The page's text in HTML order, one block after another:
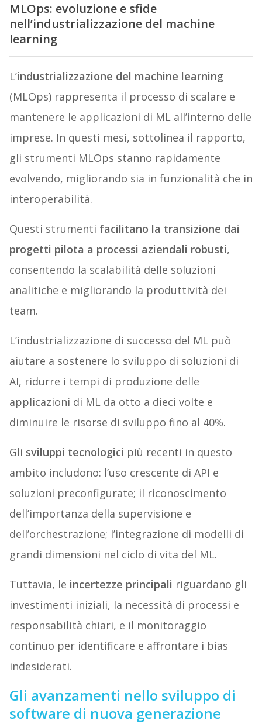
MLOps: evoluzione e sfide
nell’industrializzazione del machine
learning
L’industrializzazione del machine learning
(MLOps) rappresenta il processo di scalare e
mantenere le applicazioni di ML all’interno delle
imprese. In questi mesi, sottolinea il rapporto,
gli strumenti MLOps stanno rapidamente
evolvendo, migliorando sia in funzionalità che in
interoperabilità.
Questi strumenti facilitano la transizione dai
progetti pilota a processi aziendali robusti,
consentendo la scalabilità delle soluzioni
analitiche e migliorando la produttività dei
team.
L’industrializzazione di successo del ML può
aiutare a sostenere lo sviluppo di soluzioni di
AI, ridurre i tempi di produzione delle
applicazioni di ML da otto a dieci volte e
diminuire le risorse di sviluppo fino al 40%.
Gli sviluppi tecnologici più recenti in questo
ambito includono: l’uso crescente di API e
soluzioni preconfigurate; il riconoscimento
dell’importanza della supervisione e
dell’orchestrazione; l’integrazione di modelli di
grandi dimensioni nel ciclo di vita del ML.
Tuttavia, le incertezze principali riguardano gli
investimenti iniziali, la necessità di processi e
responsabilità chiari, e il monitoraggio
continuo per identificare e affrontare i bias
indesiderati.
Gli avanzamenti nello sviluppo di
software di nuova generazione